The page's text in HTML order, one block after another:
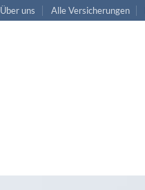
Über uns Alle Versicherungen